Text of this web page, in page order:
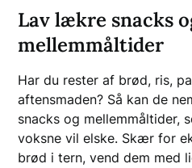
Lav lækre snacks
mellemmåltider
Har du rester af brød, ris,
aftensmaden? Så kan de
snacks og mellemmåltider,
voksne vil elske. Skær for
brød i tern, vend dem med